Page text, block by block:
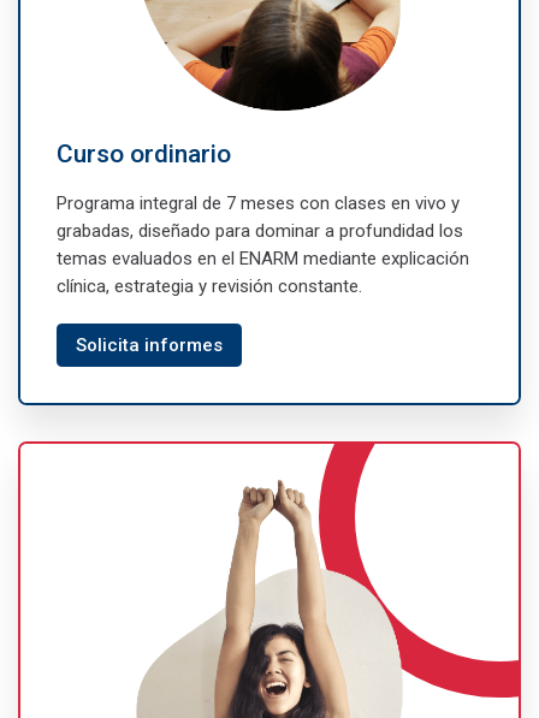
Curso ordinario
Programa integral de 7 meses con clases en vivo y
grabadas, diseñado para dominar a profundidad los
temas evaluados en el ENARM mediante explicación
clínica, estrategia y revisión constante.
Solicita informes